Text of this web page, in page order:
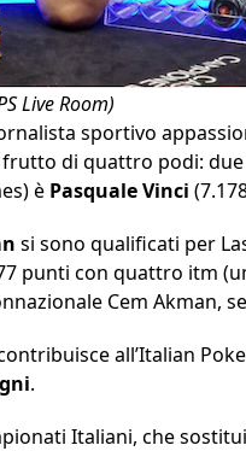
Live Room)
sportivo
di quattro podi:
è Pasquale Vinci
si sono qualificati per
punti con quattro itm
Cem Akman,
all’Italian
.
Italiani, che